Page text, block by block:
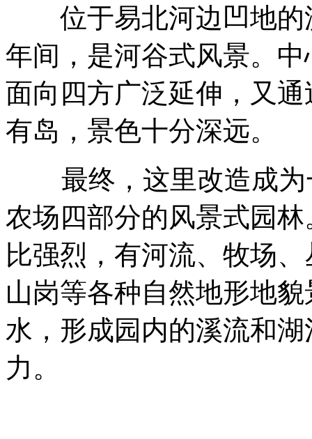
位于易北河边凹地的
年间，是河谷式风景。
面向四方广泛延伸，又
有岛，景色十分深远。
最终，这里改造成为
农场四部分的风景式园
比强烈，有河流、牧场
山岗等各种自然地形地
水，形成园内的溪流和
力。